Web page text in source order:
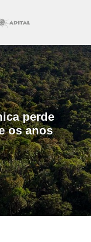
perde
os anos